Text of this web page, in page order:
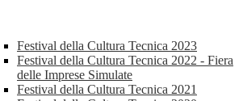
Festival della Cultura Tecnica 2023
Festival della Cultura Tecnica 2022 - Fiera
delle Imprese Simulate
Festival della Cultura Tecnica 2021